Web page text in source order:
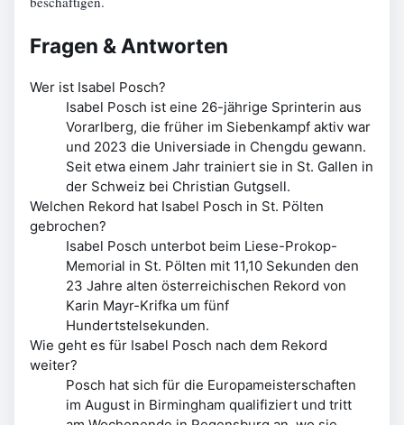
Fragen & Antworten
Wer ist Isabel Posch?
Isabel Posch ist eine 26-jährige Sprinterin aus
Vorarlberg, die früher im Siebenkampf aktiv war
und 2023 die Universiade in Chengdu gewann.
Seit etwa einem Jahr trainiert sie in St. Gallen in
der Schweiz bei Christian Gutgsell.
Welchen Rekord hat Isabel Posch in St. Pölten
gebrochen?
Isabel Posch unterbot beim Liese-Prokop-
Memorial in St. Pölten mit 11,10 Sekunden den
23 Jahre alten österreichischen Rekord von
Karin Mayr-Krifka um fünf
Hundertstelsekunden.
Wie geht es für Isabel Posch nach dem Rekord
weiter?
Posch hat sich für die Europameisterschaften
im August in Birmingham qualifiziert und tritt